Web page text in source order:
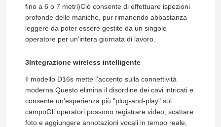
fino a 6 o 7 metri)Ciò consente di effettuare ispezioni
profonde delle maniche, pur rimanendo abbastanza
leggere da poter essere gestite da un singolo
operatore per un'intera giornata di lavoro.
3Integrazione wireless intelligente
Il modello D16s mette l'accento sulla connettività
moderna.Questo elimina il disordine dei cavi intricati e
consente un'esperienza più "plug-and-play" sul
campoGli operatori possono registrare video, scattare
foto e aggiungere annotazioni vocali in tempo reale,